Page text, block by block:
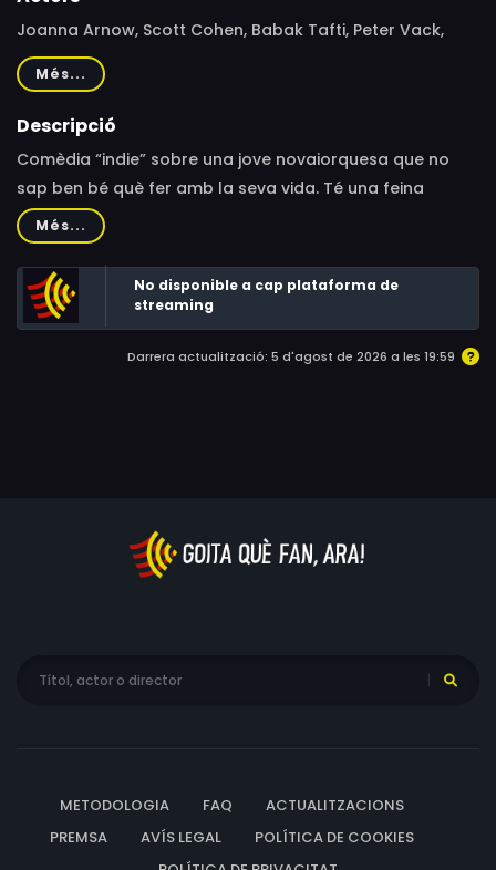
Joanna Arnow, Scott Cohen, Babak Tafti, Peter Vack,
Michael Cyril Creighton, Alysia Reiner, Parish Bradley,
Tanya Thompson, Barbara Weiserbs, David Arnow, Keith
Poulson, Bingham Bryant, Amy Zimmer, C. Mason Wells,
Més...
Descripció
Comèdia “indie” sobre una jove novaiorquesa que no
sap ben bé què fer amb la seva vida. Té una feina
mediocre d’oficina, discussions contínues amb la
família i una relació sadomasoquista amb un home més
gran.
Més...
No disponible a cap plataforma de
streaming
Darrera actualització: 5 d'agost de 2026 a les 19:59
METODOLOGIA FAQ
ACTUALITZACIONS
PREMSA
AVÍS LEGAL
POLÍTICA DE COOKIES